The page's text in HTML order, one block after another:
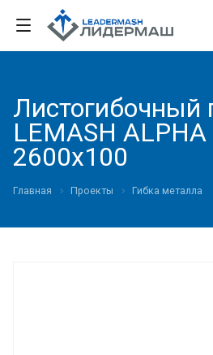
Листогибочный
LEMASH ALPHA
2600x100
Главная Проекты Гибка металла